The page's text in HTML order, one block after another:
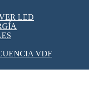
LED
VDF